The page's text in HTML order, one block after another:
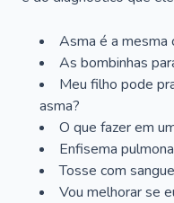
Asma é a mesma
As bombinhas
Meu filho pode
asma?
O que fazer em
Enfisema
Tosse com
Vou melhorar se